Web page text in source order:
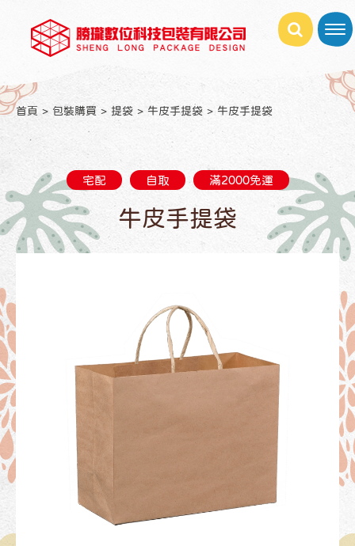
首頁 包裝購買 提袋 牛皮手提袋 牛皮手提袋
宅配 自取 滿2000免運
牛皮手提袋